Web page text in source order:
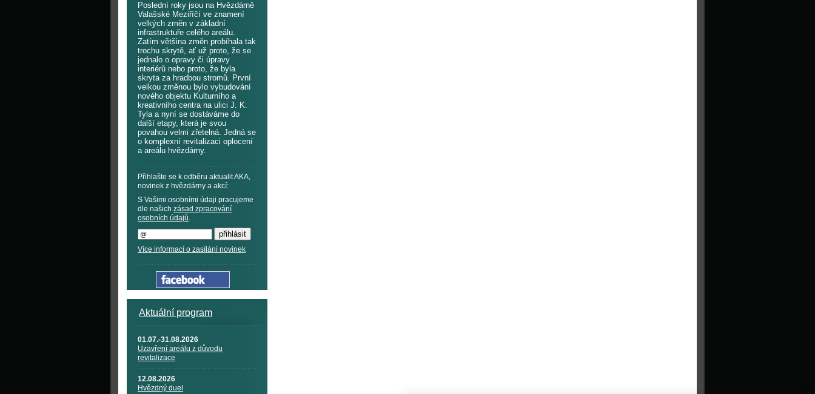
Poslední roky jsou na Hvězdárně
Valašské Meziříčí ve znamení
velkých změn v základní
infrastruktuře celého areálu.
Zatím většina změn probíhala tak
trochu skrytě, ať už proto, že se
jednalo o opravy či úpravy
interiérů nebo proto, že byla
skryta za hradbou stromů. První
velkou změnou bylo vybudování
nového objektu Kulturního a
kreativního centra na ulici J. K.
Tyla a nyní se dostáváme do
další etapy, která je svou
povahou velmi zřetelná. Jedná se
o komplexní revitalizaci oplocení
a areálu hvězdárny.
Přihlašte se k odběru aktualit AKA,
novinek z hvězdárny a akcí:
S Vašimi osobními údaji pracujeme
dle našich zásad zpracování
osobních údajů.
Více informací o zasílání novinek
Aktuální program
01.07.-31.08.2026
Uzavření areálu z důvodu
revitalizace
12.08.2026
Hvězdný duel